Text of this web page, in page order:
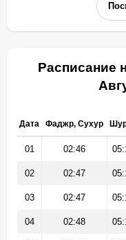
Расписание
Дата Фаджр, Сухур
01 02:46
02 02:47
03 02:47
04 02:48